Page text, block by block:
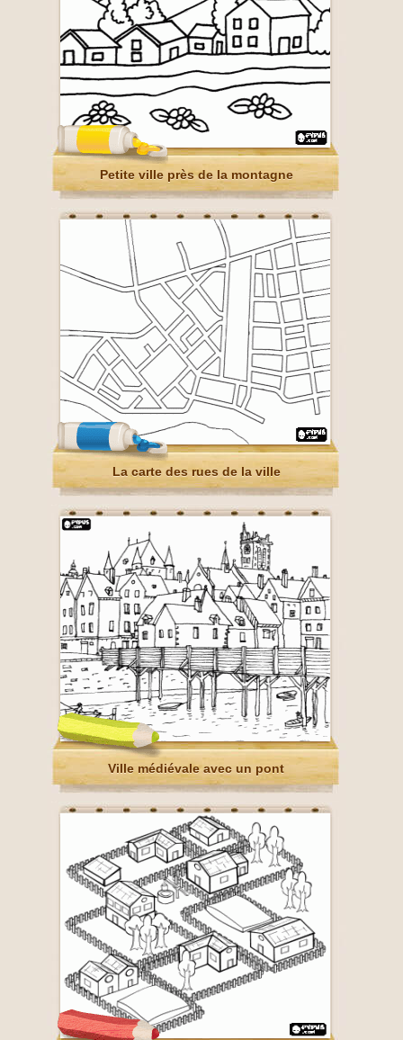
Petite ville près de la montagne
La carte des rues de la ville
Ville médiévale avec un pont